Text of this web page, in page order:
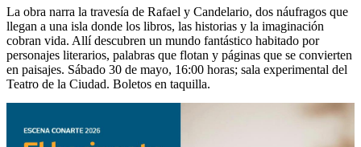
La obra narra la travesía de Rafael y Candelario, dos náufragos que
llegan a una isla donde los libros, las historias y la imaginación
cobran vida. Allí descubren un mundo fantástico habitado por
personajes literarios, palabras que flotan y páginas que se convierten
en paisajes. Sábado 30 de mayo, 16:00 horas; sala experimental del
Teatro de la Ciudad. Boletos en taquilla.